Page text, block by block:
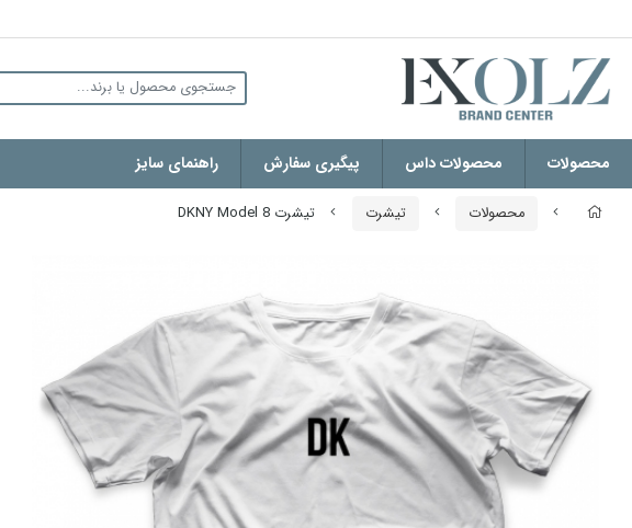
محصولات محصولات داس پیگیری سفارش راهنمای سایز
محصولات تیشرت تیشرت DKNY Model 8